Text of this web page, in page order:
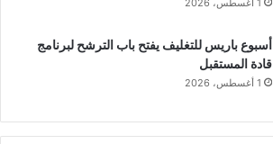
1 أغسطس، 2026
أسبوع باريس للتغليف يفتح باب الترشح لبرنامج
قادة المستقبل
1 أغسطس، 2026